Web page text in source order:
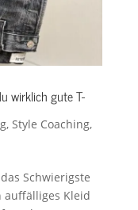
wirklich gute T-
, Style Coaching,
Schwierigste
auffälliges Kleid